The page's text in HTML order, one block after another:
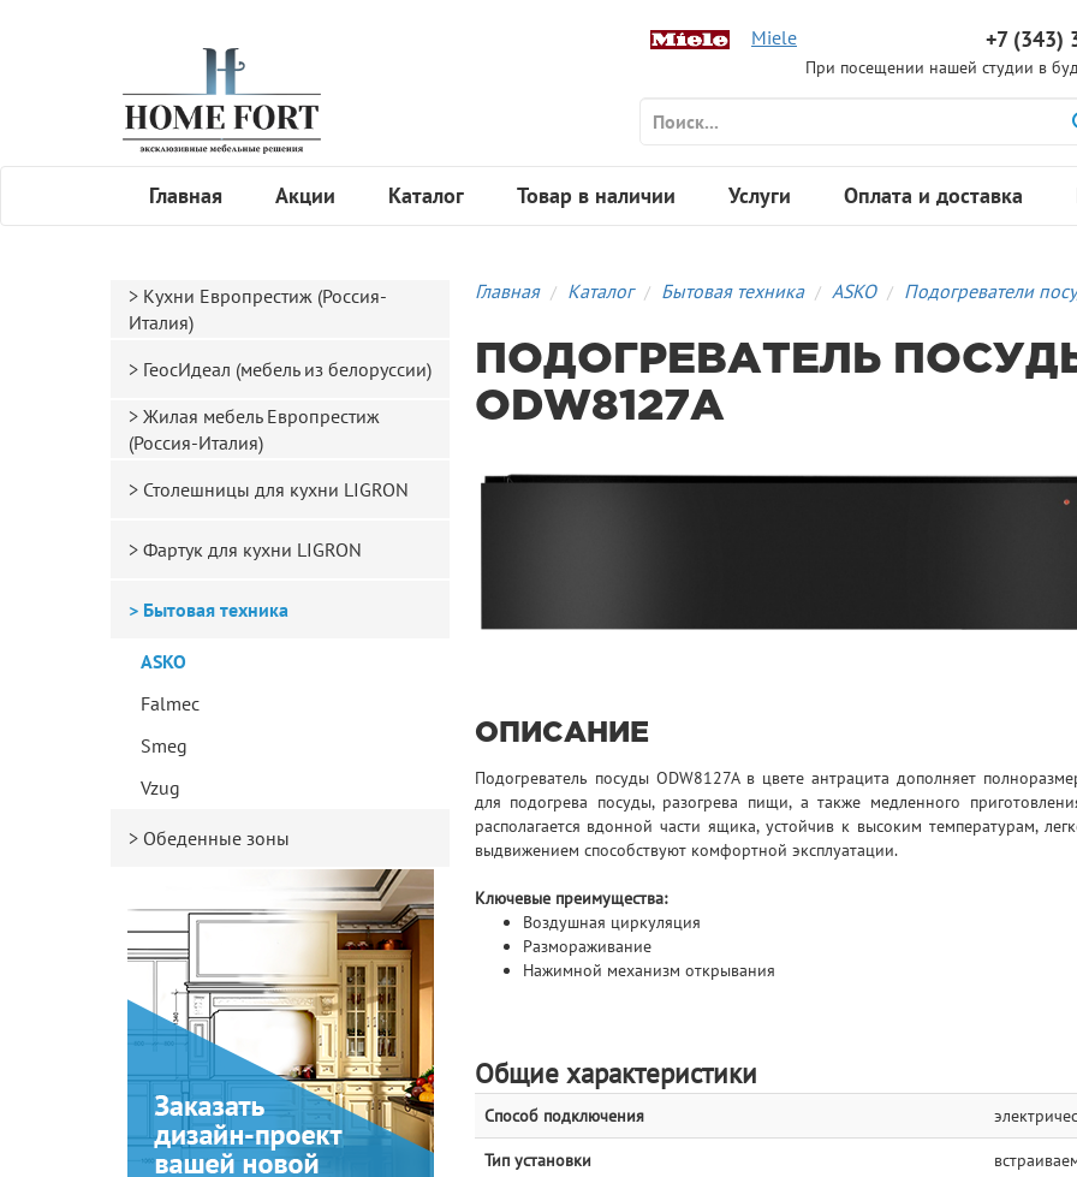
Miele +7 (343)
При посещении нашей студии в
Главная Акции Каталог Товар в наличии Услуги Оплата и доставка
Главная Каталог Бытовая техника ASKO Подогреватели
Кухни Европрестиж (Россия-
Италия)
ГеосИдеал (мебель из белоруссии)
Жилая мебель Европрестиж
(Россия-Италия)
Столешницы для кухни LIGRON
Фартук для кухни LIGRON
Бытовая техника
ASKO
Falmec
Smeg
Vzug
Обеденные зоны
ПОДОГРЕВАТЕЛЬ
ODW8127A
ОПИСАНИЕ
Подогреватель посуды ODW8127A в цвете антрацита дополняет
для подогрева посуды, разогрева пищи, а также медленного
располагается вдонной части ящика, устойчив к высоким температурам,
выдвижением способствуют комфортной эксплуатации.
Ключевые преимущества:
Воздушная циркуляция
Размораживание
Нажимной механизм открывания
Общие характеристики
Способ подключения
Тип установки